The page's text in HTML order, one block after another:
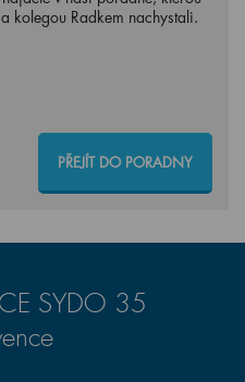
kolegou Radkem nachystali.
PŘEJÍT DO PORADNY
SYDO 35